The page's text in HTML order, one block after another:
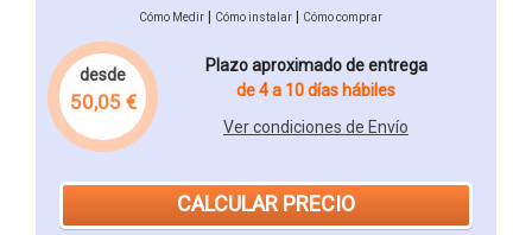
Cómo Medir| Cómo instalar| Cómo comprar
desde
50,05 €
Plazo aproximado de entrega
de 4 a 10 días hábiles
Ver condiciones de Envío
CALCULAR PRECIO